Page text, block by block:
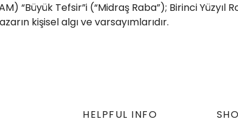
“Büyük Tefsir”i (“Midraş Raba”); Birinci Yüzyıl
kişisel algı ve varsayımlarıdır.
HELPFUL INFO